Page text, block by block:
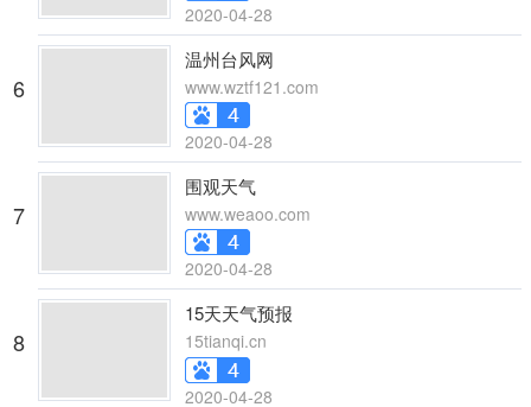
2020-04-28
6
温州台风网
www.wztf121.com
2020-04-28
7
围观天气
www.weaoo.com
2020-04-28
8
15天天气预报
15tianqi.cn
2020-04-28